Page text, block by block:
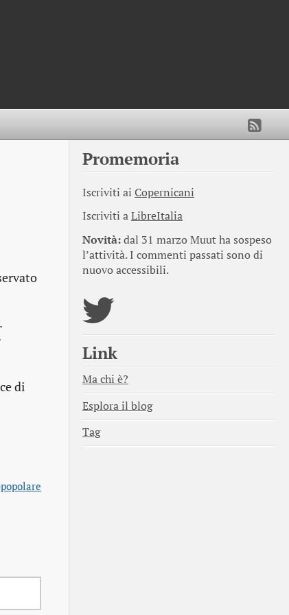
di
Promemoria
Iscriviti ai Copernicani
Iscriviti aLibreItalia
Novità:dal 31 marzo Muut ha sospeso
l’attività. I commenti passati sono di
nuovo accessibili.
Link
Ma chi è?
Esplora il blog
Tag